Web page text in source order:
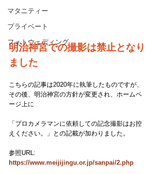
マタニティー
プライベート
フォトウェディング
明治神宮での撮影は禁止となり
ました
こちらの記事は2020年に執筆したものですが、
その後、明治神宮の方針が変更され、ホームペ
ージ上に
「プロカメラマンに依頼しての記念撮影はお控
えください。」との記載が加わりました。
参照URL:
https://www.meijijingu.or.jp/sanpai/2.php